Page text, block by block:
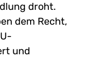
droht.
dem Recht,
und